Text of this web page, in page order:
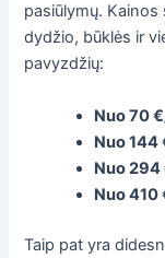
pasiūlymų.
dydžio, būklės ir
pavyzdžių:
Nuo 70
Nuo 144
Nuo
Nuo 410
Taip pat yra